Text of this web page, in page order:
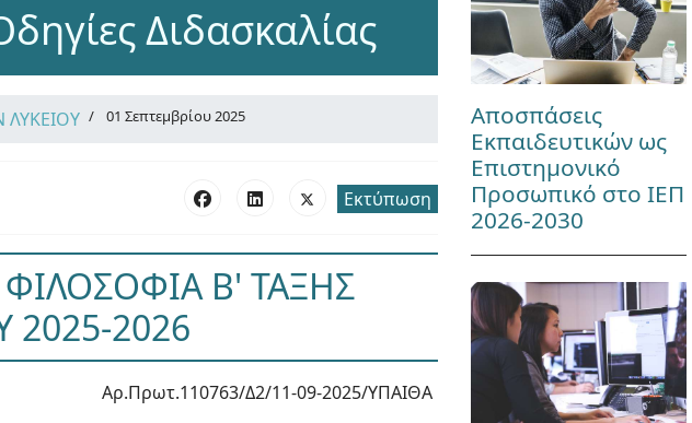
Διδασκαλίας
ΛΥΚΕΙΟΥ 01 Σεπτεμβρίου 2025
Εκτύπωση
ΦΙΛΟΣΟΦΙΑ Β' ΤΑΞΗΣ
2025-2026
Αρ.Πρωτ.110763/Δ2/11-09-2025/ΥΠΑΙΘΑ
Αποσπάσεις
Εκπαιδευτικών ως
Επιστημονικό
Προσωπικό στο ΙΕΠ
2026-2030